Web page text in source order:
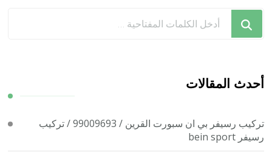
تبحث
ما؟
أحدث المقالات
تركيب رسيفر بي ان سبورت القرين / 99009693 / تركيب
رسيفر bein sport